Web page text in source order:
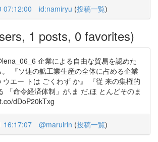
07:12:00 id:namiryu (投稿一覧)
1 posts, 0 favorites)
企業による自由な貿易を認めた
『ソ連の鉱工業生産の全体に占める企業
エー トは ごくわず か』 『従 来の集権的
「命令経済体制」が,ま だ,ほ とんどそのま
dDoP20kTxg
16:17:07 @maruirin (投稿一覧)